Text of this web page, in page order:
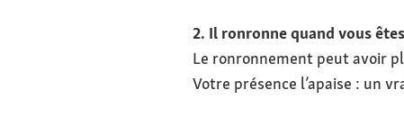
2. Il ronronne quand vous
Le ronronnement peut avoir
Votre présence l’apaise : un